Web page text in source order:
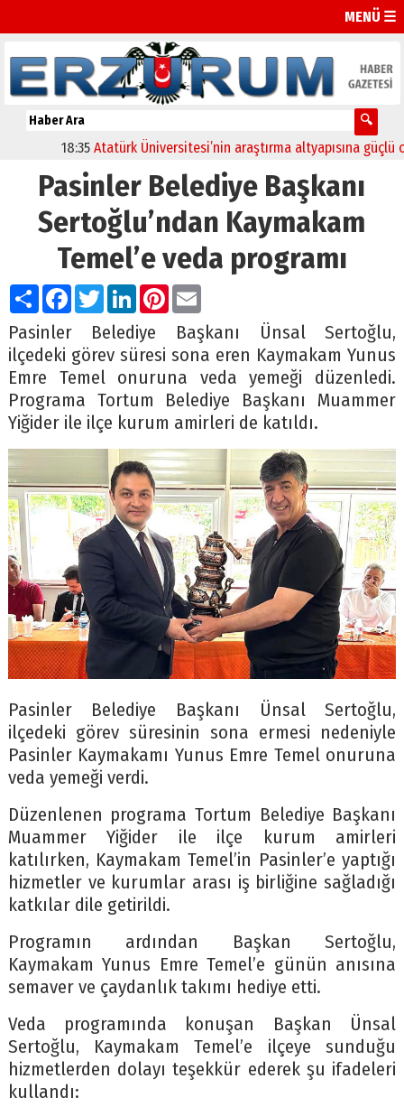
MENÜ ☰
18:35 Atatürk Üniversitesi’nin araştırma altyapısına güçlü onay
Pasinler Belediye Başkanı
Sertoğlu’ndan Kaymakam
Temel’e veda programı
PaylaşFacebook
TwitterLinkedIn
Pinterest
Email
Pasinler Belediye Başkanı Ünsal Sertoğlu,
ilçedeki görev süresi sona eren Kaymakam Yunus
Emre Temel onuruna veda yemeği düzenledi.
Programa Tortum Belediye Başkanı Muammer
Yiğider ile ilçe kurum amirleri de katıldı.
Pasinler Belediye Başkanı Ünsal Sertoğlu,
ilçedeki görev süresinin sona ermesi nedeniyle
Pasinler Kaymakamı Yunus Emre Temel onuruna
veda yemeği verdi.
Düzenlenen programa Tortum Belediye Başkanı
Muammer Yiğider ile ilçe kurum amirleri
katılırken, Kaymakam Temel’in Pasinler’e yaptığı
hizmetler ve kurumlar arası iş birliğine sağladığı
katkılar dile getirildi.
Programın ardından Başkan Sertoğlu,
Kaymakam Yunus Emre Temel’e günün anısına
semaver ve çaydanlık takımı hediye etti.
Veda programında konuşan Başkan Ünsal
Sertoğlu, Kaymakam Temel’e ilçeye sunduğu
hizmetlerden dolayı teşekkür ederek şu ifadeleri
kullandı: